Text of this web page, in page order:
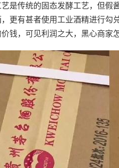
是传统的固态发酵工艺，但
更有甚者使用工业酒精进行勾
钱，可见利润之大，黑心商家